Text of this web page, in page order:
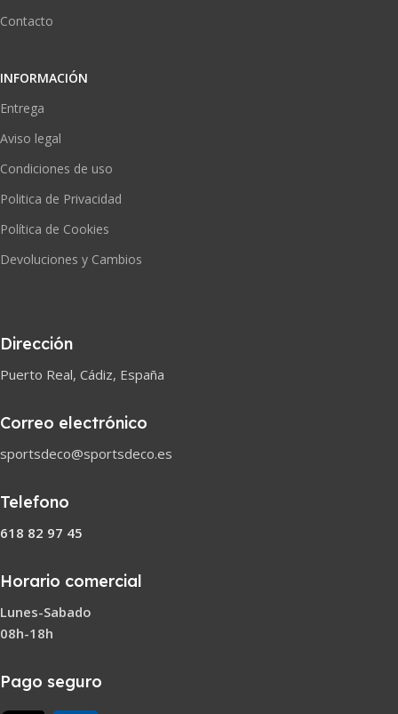
Contacto
INFORMACIÓN
Entrega
Aviso legal
Condiciones de uso
Politica de Privacidad
Política de Cookies
Devoluciones y Cambios
Dirección
Puerto Real, Cádiz, España
Correo electrónico
sportsdeco@sportsdeco.es
Telefono
618 82 97 45
Horario comercial
Lunes-Sabado
08h-18h
Pago seguro